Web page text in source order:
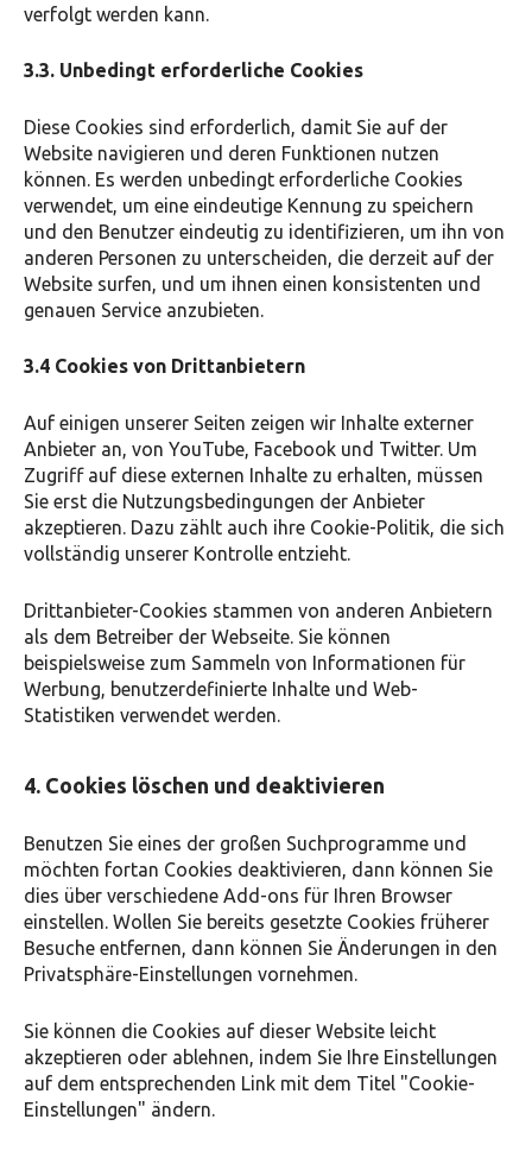
verfolgt werden kann.
3.3. Unbedingt erforderliche Cookies
Diese Cookies sind erforderlich, damit Sie auf der
Website navigieren und deren Funktionen nutzen
können. Es werden unbedingt erforderliche Cookies
verwendet, um eine eindeutige Kennung zu speichern
und den Benutzer eindeutig zu identifizieren, um ihn von
anderen Personen zu unterscheiden, die derzeit auf der
Website surfen, und um ihnen einen konsistenten und
genauen Service anzubieten.
3.4 Cookies von Drittanbietern
Auf einigen unserer Seiten zeigen wir Inhalte externer
Anbieter an, von YouTube, Facebook und Twitter. Um
Zugriff auf diese externen Inhalte zu erhalten, müssen
Sie erst die Nutzungsbedingungen der Anbieter
akzeptieren. Dazu zählt auch ihre Cookie-Politik, die sich
vollständig unserer Kontrolle entzieht.
Drittanbieter-Cookies stammen von anderen Anbietern
als dem Betreiber der Webseite. Sie können
beispielsweise zum Sammeln von Informationen für
Werbung, benutzerdefinierte Inhalte und Web-
Statistiken verwendet werden.
4. Cookies löschen und deaktivieren
Benutzen Sie eines der großen Suchprogramme und
möchten fortan Cookies deaktivieren, dann können Sie
dies über verschiedene Add-ons für Ihren Browser
einstellen. Wollen Sie bereits gesetzte Cookies früherer
Besuche entfernen, dann können Sie Änderungen in den
Privatsphäre-Einstellungen vornehmen.
Sie können die Cookies auf dieser Website leicht
akzeptieren oder ablehnen, indem Sie Ihre Einstellungen
auf dem entsprechenden Link mit dem Titel "Cookie-
Einstellungen" ändern.